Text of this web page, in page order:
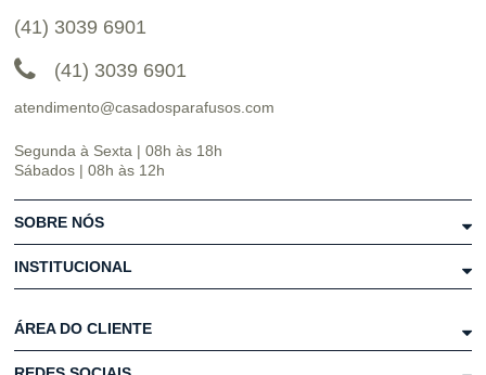
(41) 3039 6901
(41) 3039 6901
atendimento@casadosparafusos.com
Segunda à Sexta | 08h às 18h
Sábados | 08h às 12h
SOBRE NÓS
INSTITUCIONAL
ÁREA DO CLIENTE